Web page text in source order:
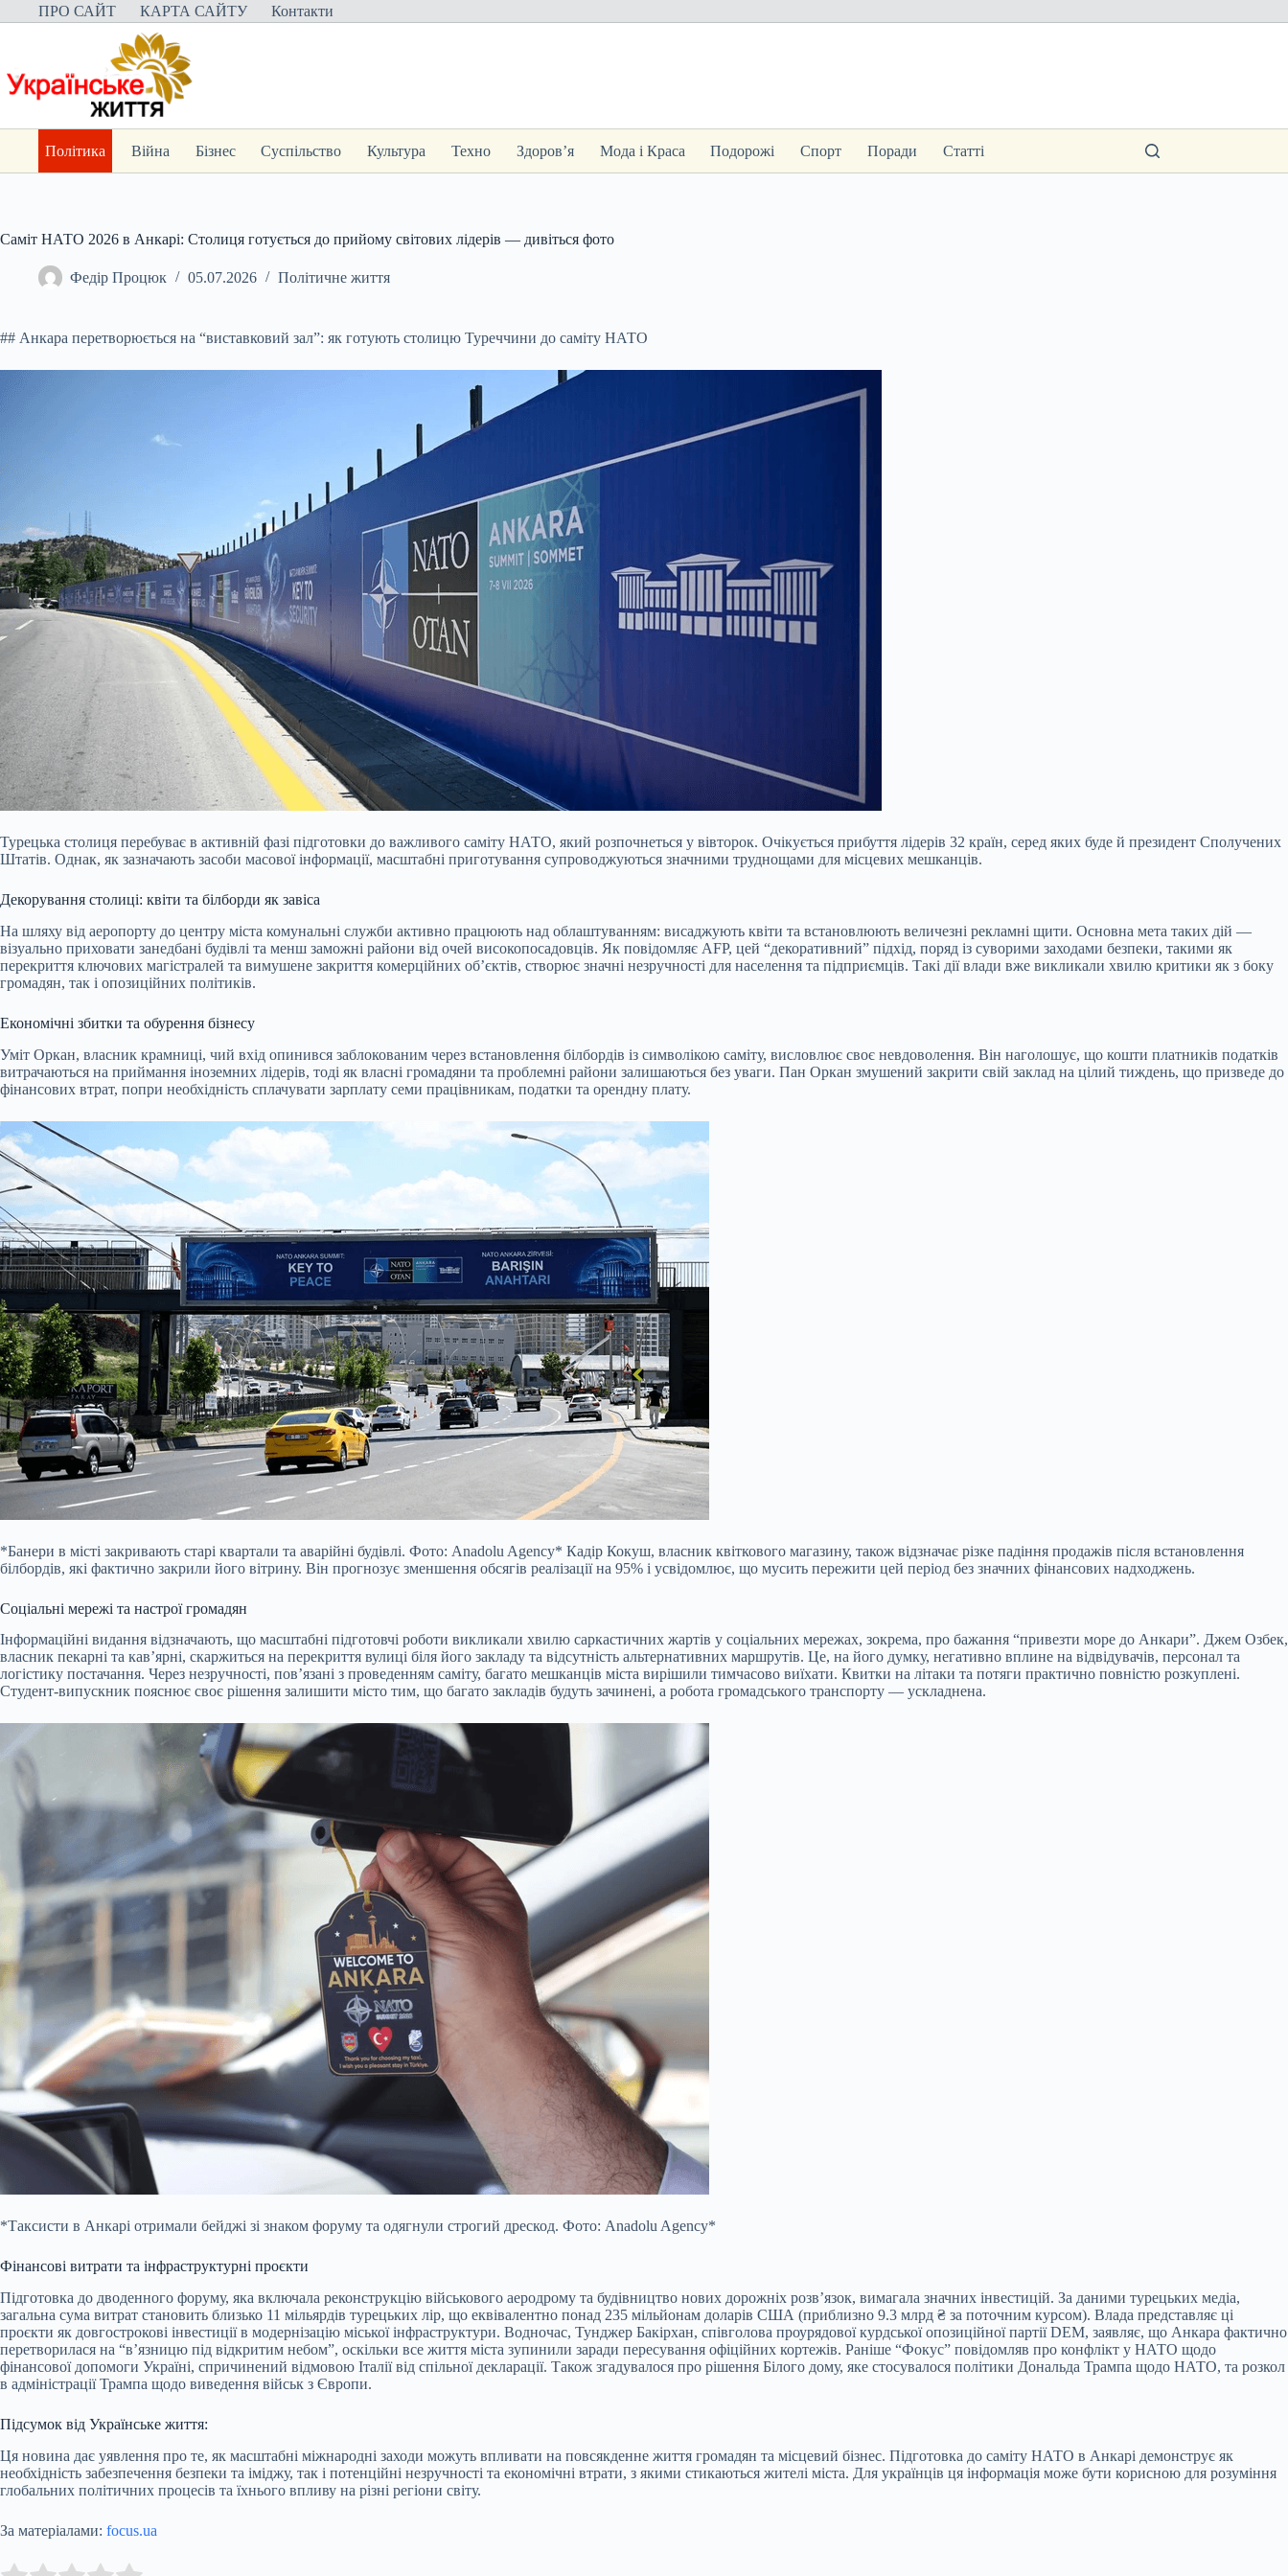
Перейти
до
ПРО САЙТ КАРТА САЙТУ Контакти
Політика Війна Бізнес Суспільство Культура Техно Здоров’я Мода і Краса Подорожі Спорт Поради Статті
Саміт НАТО 2026 в Анкарі: Столиця готується до прийому світових лідерів — дивіться фото
Федір Процюк 05.07.2026 Політичне життя
## Анкара перетворюється на “виставковий зал”: як готують столицю Туреччини до саміту НАТО
Турецька столиця перебуває в активній фазі підготовки до важливого саміту НАТО, який розпочнеться у вівторок. Очікується прибуття лідерів 32 країн, серед яких буде й президент Сполучених
Штатів. Однак, як зазначають засоби масової інформації, масштабні приготування супроводжуються значними труднощами для місцевих мешканців.
Декорування столиці: квіти та білборди як завіса
На шляху від аеропорту до центру міста комунальні служби активно працюють над облаштуванням: висаджують квіти та встановлюють величезні рекламні щити. Основна мета таких дій —
візуально приховати занедбані будівлі та менш заможні райони від очей високопосадовців. Як повідомляє AFP, цей “декоративний” підхід, поряд із суворими заходами безпеки, такими як
перекриття ключових магістралей та вимушене закриття комерційних об’єктів, створює значні незручності для населення та підприємців. Такі дії влади вже викликали хвилю критики як з боку
громадян, так і опозиційних політиків.
Економічні збитки та обурення бізнесу
Уміт Оркан, власник крамниці, чий вхід опинився заблокованим через встановлення білбордів із символікою саміту, висловлює своє невдоволення. Він наголошує, що кошти платників податків
витрачаються на приймання іноземних лідерів, тоді як власні громадяни та проблемні райони залишаються без уваги. Пан Оркан змушений закрити свій заклад на цілий тиждень, що призведе до
фінансових втрат, попри необхідність сплачувати зарплату семи працівникам, податки та орендну плату.
*Банери в місті закривають старі квартали та аварійні будівлі. Фото: Anadolu Agency* Кадір Кокуш, власник квіткового магазину, також відзначає різке падіння продажів після встановлення
білбордів, які фактично закрили його вітрину. Він прогнозує зменшення обсягів реалізації на 95% і усвідомлює, що мусить пережити цей період без значних фінансових надходжень.
Соціальні мережі та настрої громадян
Інформаційні видання відзначають, що масштабні підготовчі роботи викликали хвилю саркастичних жартів у соціальних мережах, зокрема, про бажання “привезти море до Анкари”. Джем Озбек,
власник пекарні та кав’ярні, скаржиться на перекриття вулиці біля його закладу та відсутність альтернативних маршрутів. Це, на його думку, негативно вплине на відвідувачів, персонал та
логістику постачання. Через незручності, пов’язані з проведенням саміту, багато мешканців міста вирішили тимчасово виїхати. Квитки на літаки та потяги практично повністю розкуплені.
Студент-випускник пояснює своє рішення залишити місто тим, що багато закладів будуть зачинені, а робота громадського транспорту — ускладнена.
*Таксисти в Анкарі отримали бейджі зі знаком форуму та одягнули строгий дрескод. Фото: Anadolu Agency*
Фінансові витрати та інфраструктурні проєкти
Підготовка до дводенного форуму, яка включала реконструкцію військового аеродрому та будівництво нових дорожніх розв’язок, вимагала значних інвестицій. За даними турецьких медіа,
загальна сума витрат становить близько 11 мільярдів турецьких лір, що еквівалентно понад 235 мільйонам доларів США (приблизно 9.3 млрд ₴ за поточним курсом). Влада представляє ці
проєкти як довгострокові інвестиції в модернізацію міської інфраструктури. Водночас, Тунджер Бакірхан, співголова проурядової курдської опозиційної партії DEM, заявляє, що Анкара фактично
перетворилася на “в’язницю під відкритим небом”, оскільки все життя міста зупинили заради пересування офіційних кортежів. Раніше “Фокус” повідомляв про конфлікт у НАТО щодо
фінансової допомоги Україні, спричинений відмовою Італії від спільної декларації. Також згадувалося про рішення Білого дому, яке стосувалося політики Дональда Трампа щодо НАТО, та розкол
в адміністрації Трампа щодо виведення військ з Європи.
Підсумок від Українське життя:
Ця новина дає уявлення про те, як масштабні міжнародні заходи можуть впливати на повсякденне життя громадян та місцевий бізнес. Підготовка до саміту НАТО в Анкарі демонструє як
необхідність забезпечення безпеки та іміджу, так і потенційні незручності та економічні втрати, з якими стикаються жителі міста. Для українців ця інформація може бути корисною для розуміння
глобальних політичних процесів та їхнього впливу на різні регіони світу.
За матеріалами: focus.ua